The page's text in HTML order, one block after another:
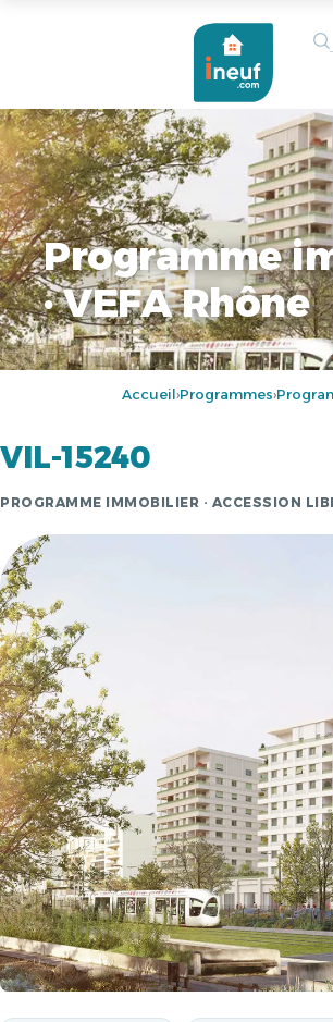
Programme
· VEFA Rhône
Accueil›Programmes›
VIL-15240
PROGRAMME IMMOBILIER · ACCESSION